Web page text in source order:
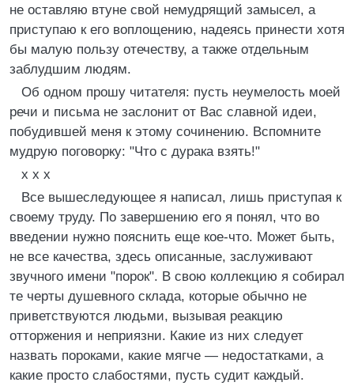
не оставляю втуне свой немудрящий замысел, а
приступаю к его воплощению, надеясь принести хотя
бы малую пользу отечеству, а также отдельным
заблудшим людям.
Об одном прошу читателя: пусть неумелость моей
речи и письма не заслонит от Вас славной идеи,
побудившей меня к этому сочинению. Вспомните
мудрую поговорку: "Что с дурака взять!"
x x x
Все вышеследующее я написал, лишь приступая к
своему труду. По завершению его я понял, что во
введении нужно пояснить еще кое-что. Может быть,
не все качества, здесь описанные, заслуживают
звучного имени "порок". В свою коллекцию я собирал
те черты душевного склада, которые обычно не
приветствуются людьми, вызывая реакцию
отторжения и неприязни. Какие из них следует
назвать пороками, какие мягче — недостатками, а
какие просто слабостями, пусть судит каждый.